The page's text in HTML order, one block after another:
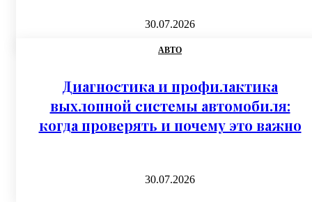
30.07.2026
АВТО
Диагностика и профилактика
выхлопной системы автомобиля:
когда проверять и почему это важно
30.07.2026